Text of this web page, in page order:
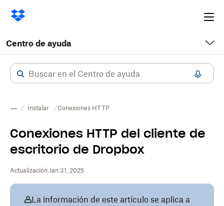
Centro de ayuda
Instalar Conexiones HTTP
Conexiones HTTP del cliente de
escritorio de Dropbox
Actualización Jan 31, 2025
La información de este artículo se aplica a